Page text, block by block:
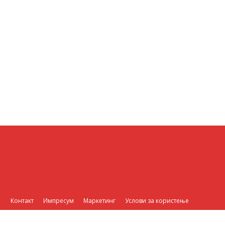
Контакт Импресум Маркетинг Услови за користење